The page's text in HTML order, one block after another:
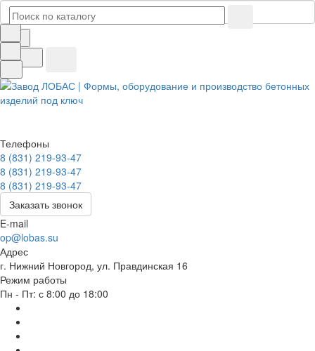
Телефоны
8 (831) 219-93-47
8 (831) 219-93-47
8 (831) 219-93-47
Заказать звонок
E-mail
op@lobas.su
Адрес
г. Нижний Новгород, ул. Правдинская 16
Режим работы
Пн - Пт: с 8:00 до 18:00